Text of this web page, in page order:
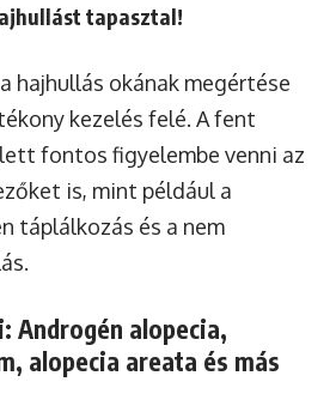
tapasztal!
hajhullás okának megértése
kezelés felé. A fent
fontos figyelembe venni az
is, mint például a
táplálkozás és a nem
Androgén alopecia,
alopecia areata és más